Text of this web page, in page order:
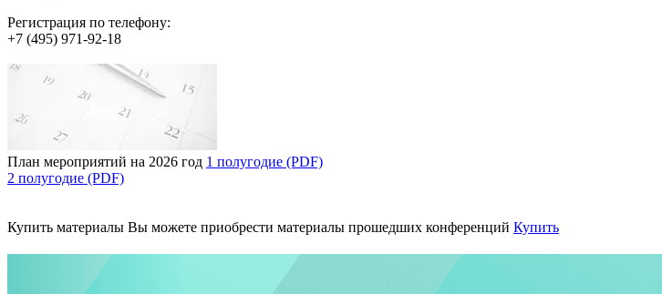
Регистрация по телефону:
+7 (495) 971-92-18
План мероприятий на 2026 год 1 полугодие (PDF)
2 полугодие (PDF)
Купить материалы Вы можете приобрести материалы прошедших конференций Купить